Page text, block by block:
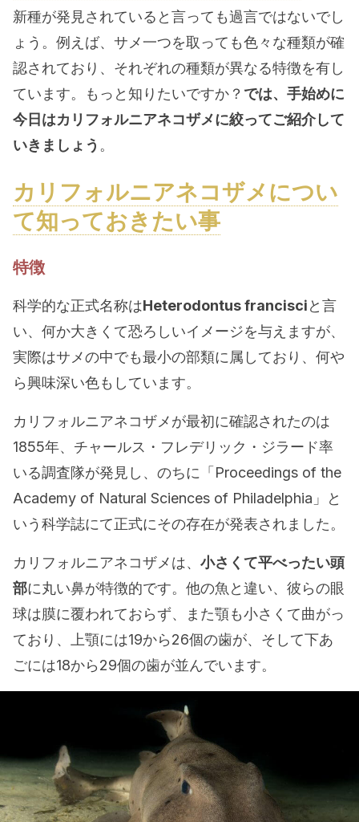
新種が発見されていると言っても過言ではないでし
ょう。例えば、サメ一つを取っても色々な種類が確
認されており、それぞれの種類が異なる特徴を有し
ています。もっと知りたいですか？ では、手始めに
今日はカリフォルニアネコザメに絞ってご紹介して
いきましょう 。
カリフォルニアネコザメについ
て知っておきたい事
特徴
科学的な正式名称はHeterodontus francisciと言
い、何か大きくて恐ろしいイメージを与えますが、
実際はサメの中でも最小の部類に属しており、何や
ら興味深い色もしています。
カリフォルニアネコザメが最初に確認されたのは
1855年、チャールス・フレデリック・ジラード率
いる調査隊が発見し、のちに「Proceedings of the
Academy of Natural Sciences of Philadelphia」と
いう科学誌にて正式にその存在が発表されました。
カリフォルニアネコザメは、 小さくて平べったい頭
部に丸い鼻が特徴的です。他の魚と違い、彼らの眼
球は膜に覆われておらず、また顎も小さくて曲がっ
ており、上顎には19から26個の歯が、そして下あ
ごには18から29個の歯が並んでいます。